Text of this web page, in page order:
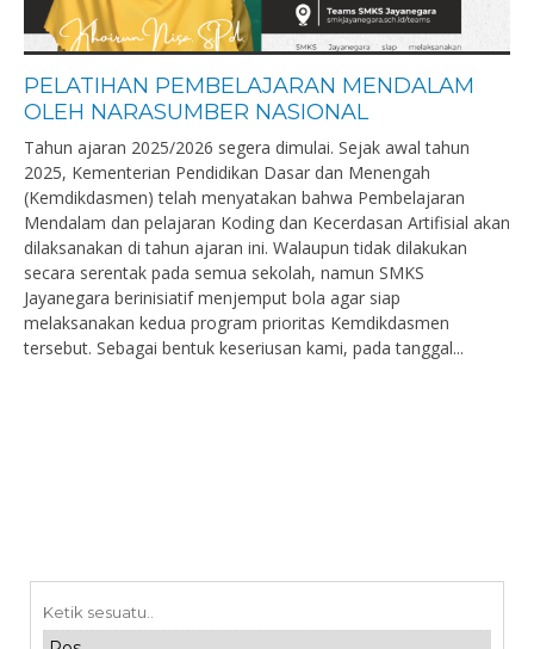
PELATIHAN PEMBELAJARAN MENDALAM
OLEH NARASUMBER NASIONAL
Tahun ajaran 2025/2026 segera dimulai. Sejak awal tahun
2025, Kementerian Pendidikan Dasar dan Menengah
(Kemdikdasmen) telah menyatakan bahwa Pembelajaran
Mendalam dan pelajaran Koding dan Kecerdasan Artifisial akan
dilaksanakan di tahun ajaran ini. Walaupun tidak dilakukan
secara serentak pada semua sekolah, namun SMKS
Jayanegara berinisiatif menjemput bola agar siap
melaksanakan kedua program prioritas Kemdikdasmen
tersebut. Sebagai bentuk keseriusan kami, pada tanggal...